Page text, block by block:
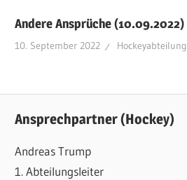
Andere Ansprüche (10.09.2022)
10. September 2022 Hockeyabteilung
Ansprechpartner (Hockey)
Andreas Trump
1. Abteilungsleiter